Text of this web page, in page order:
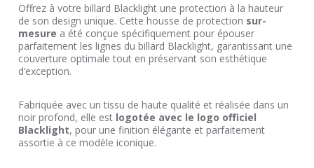
Offrez à votre billard Blacklight une protection à la hauteur
de son design unique. Cette housse de protection sur-
mesure a été conçue spécifiquement pour épouser
parfaitement les lignes du billard Blacklight, garantissant une
couverture optimale tout en préservant son esthétique
d’exception.
Fabriquée avec un tissu de haute qualité et réalisée dans un
noir profond, elle est logotée avec le logo officiel
Blacklight, pour une finition élégante et parfaitement
assortie à ce modèle iconique.